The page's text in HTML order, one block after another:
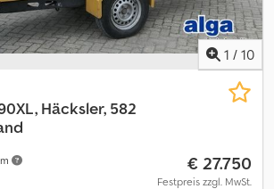
1 / 10
Häcksler, 582
€ 27.750
Festpreis zzgl. MwSt.